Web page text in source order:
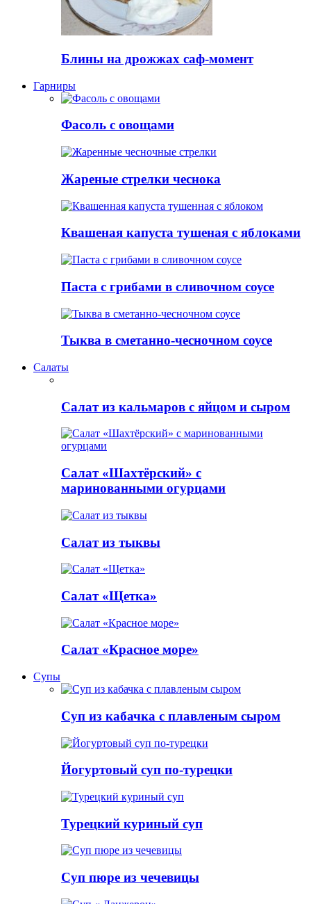
Блины на дрожжах саф-момент
Гарниры
Фасоль с овощами
Жареные стрелки чеснока
Квашеная капуста тушеная с яблоками
Паста с грибами в сливочном соусе
Тыква в сметанно-чесночном соусе
Салаты
Салат из кальмаров с яйцом и сыром
Салат «Шахтёрский» с
маринованными огурцами
Салат из тыквы
Салат «Щетка»
Салат «Красное море»
Супы
Суп из кабачка с плавленым сыром
Йогуртовый суп по-турецки
Турецкий куриный суп
Суп пюре из чечевицы